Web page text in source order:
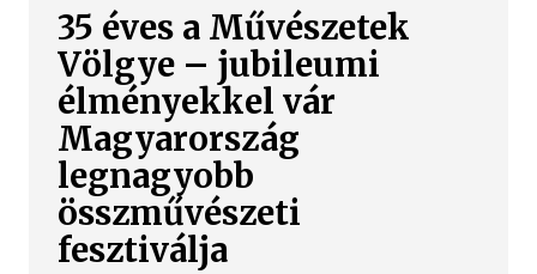
35 éves a Művészetek
Völgye – jubileumi
élményekkel vár
Magyarország
legnagyobb
összművészeti
fesztiválja